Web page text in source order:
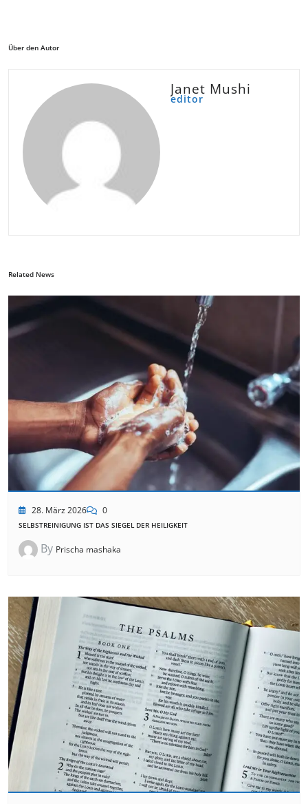
Über den Autor
Janet Mushi
editor
Related News
28. März 2026 0
SELBSTREINIGUNG IST DAS SIEGEL DER HEILIGKEIT
By Prischa mashaka